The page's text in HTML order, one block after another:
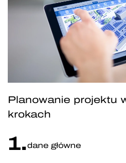
Planowanie projektu
krokach
1.dane główne